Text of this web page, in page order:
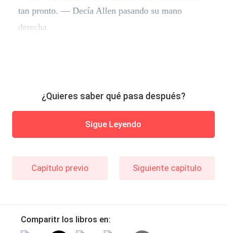
tan pronto. — Decía Allen pasando su mano
derecha
¿Quieres saber qué pasa después?
Sigue Leyendo
Capítulo previo Siguiente capítulo
Comparitr los libros en: